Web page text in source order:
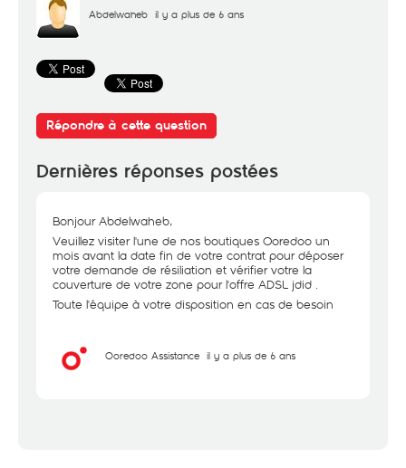
Abdelwaheb il y a plus de 6 ans
Répondre à cette question
Dernières réponses postées
Bonjour Abdelwaheb,
Veuillez visiter l'une de nos boutiques Ooredoo un
mois avant la date fin de votre contrat pour déposer
votre demande de résiliation et vérifier votre la
couverture de votre zone pour l'offre ADSL jdid .
Toute l'équipe à votre disposition en cas de besoin
Ooredoo Assistance il y a plus de 6 ans